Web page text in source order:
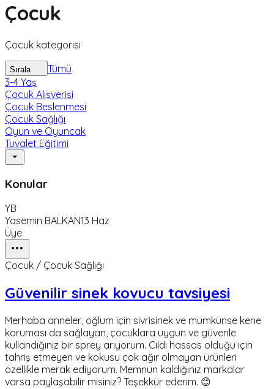
Çocuk
Çocuk kategorisi
Sırala
Tümü
3-4 Yaş
Çocuk Alışverişi
Çocuk Beslenmesi
Çocuk Sağlığı
Oyun ve Oyuncak
Tuvalet Eğitimi
Konular
YB
Yasemin BALKAN13 Haz
Üye
Çocuk / Çocuk Sağlığı
Güvenilir sinek kovucu tavsiyesi
Merhaba anneler, oğlum için sivrisinek ve mümkünse kene
koruması da sağlayan, çocuklara uygun ve güvenle
kullandığınız bir sprey arıyorum. Cildi hassas olduğu için
tahriş etmeyen ve kokusu çok ağır olmayan ürünleri
özellikle merak ediyorum. Memnun kaldığınız markalar
varsa paylaşabilir misiniz? Teşekkür ederim. 😊